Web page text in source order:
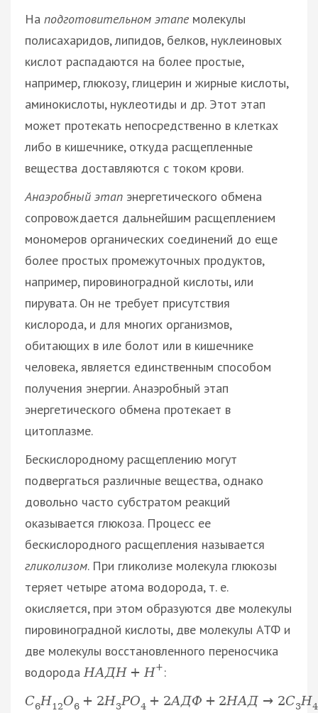
На подготовительном этапе молекулы
полисахаридов, липидов, белков, нуклеиновых
кислот распадаются на более простые,
например, глюкозу, глицерин и жирные кислоты,
аминокислоты, нуклеотиды и др. Этот этап
может протекать непосредственно в клетках
либо в кишечнике, откуда расщепленные
вещества доставляются с током крови.
Анаэробный этап энергетического обмена
сопровождается дальнейшим расщеплением
мономеров органических соединений до еще
более простых промежуточных продуктов,
например, пировиноградной кислоты, или
пирувата. Он не требует присутствия
кислорода, и для многих организмов,
обитающих в иле болот или в кишечнике
человека, является единственным способом
получения энергии. Анаэробный этап
энергетического обмена протекает в
цитоплазме.
Бескислородному расщеплению могут
подвергаться различные вещества, однако
довольно часто субстратом реакций
оказывается глюкоза. Процесс ее
бескислородного расщепления называется
гликолизом. При гликолизе молекула глюкозы
теряет четыре атома водорода, т. е.
окисляется, при этом образуются две молекулы
пировиноградной кислоты, две молекулы АТФ и
две молекулы восстановленного переносчика
водородаНАДН + Н+ :
С6Н12О6 + 2Н3РО4 + 2АДФ + 2НАД → 2С3Н4